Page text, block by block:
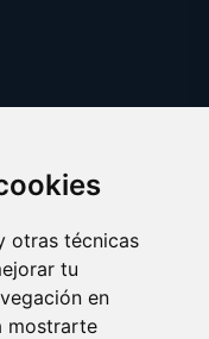
otras técnicas
tu
en
mostrarte